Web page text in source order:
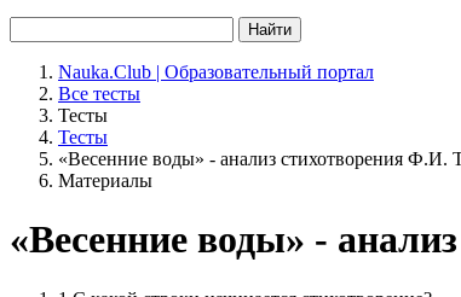
Найти
Nauka.Club | Образовательный портал
Все тесты
Тесты
Тесты
«Весенние воды» - анализ стихотворения Ф.И.
Материалы
«Весенние воды» -